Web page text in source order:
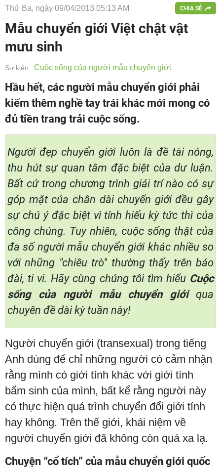
Thứ Ba, ngày 09/04/2013 05:13 AM CHIA SẺ
Mẫu chuyển giới Việt chật vật
mưu sinh
Sự kiện: Cuộc sống của người mẫu chuyển giới
Hầu hết, các người mẫu chuyển giới phải
kiếm thêm nghề tay trái khác mới mong có
đủ tiền trang trải cuộc sống.
Người đẹp chuyển giới luôn là đề tài nóng,
thu hút sự quan tâm đặc biệt của dư luận.
Bất cứ trong chương trình giải trí nào có sự
góp mặt của chân dài chuyển giới đều gây
sự chú ý đặc biệt vì tính hiếu kỳ tức thì của
công chúng. Tuy nhiên, cuộc sống thật của
đa số người mẫu chuyển giới khác nhiều so
với những "chiêu trò" thường thấy trên báo
đài, ti vi. Hãy cùng chúng tôi tìm hiểuCuộc
sống của người mẫu chuyển giới
qua
chuyên đề dài kỳ tuần này!
Người chuyển giới (transexual) trong tiếng
Anh dùng để chỉ những người có cảm nhận
rằng mình có giới tính khác với giới tính
bẩm sinh của mình, bất kể rằng người này
có thực hiện quá trình chuyển đổi giới tính
hay không. Trên thế giới, khái niệm về
người chuyển giới đã không còn quá xa lạ.
Chuyện “cổ tích” của mẫu chuyển giới quốc